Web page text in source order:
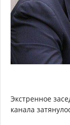
Экстренное
канала